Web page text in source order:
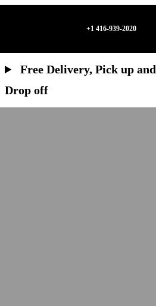
+1 416-939-2020
Free Delivery, Pick up and
Drop off